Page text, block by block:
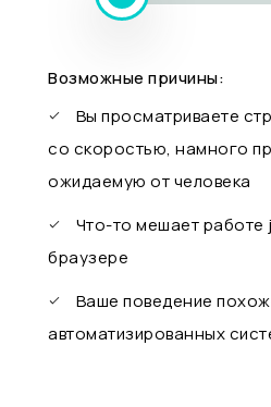
Возможные причины:
Вы просматриваете
со скоростью, намного
ожидаемую от человека
Что-то мешает
браузере
Ваше поведение
автоматизированных